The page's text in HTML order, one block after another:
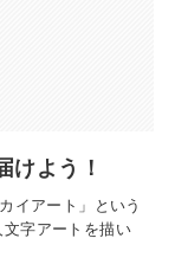
けよう！
イアート」という
字アートを描い